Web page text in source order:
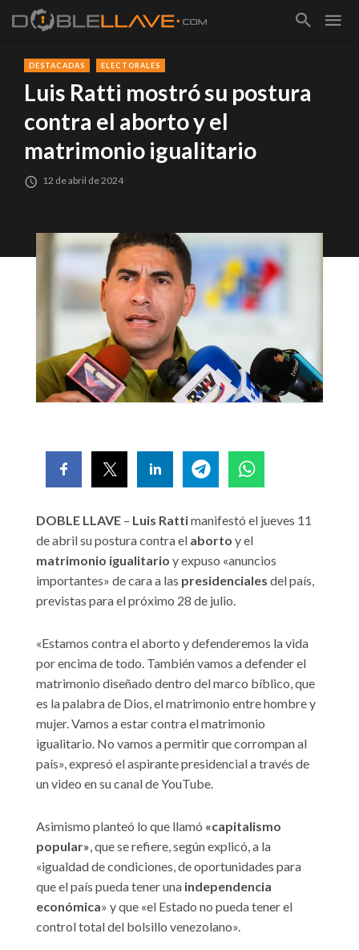
DESTACADAS ELECTORALES
Luis Ratti mostró su postura
contra el aborto y el
matrimonio igualitario
12 de abril de 2024
DOBLE LLAVE – Luis Rattimanifestó el jueves 11
de abril su postura contra el aborto y el
matrimonio igualitario y expuso «anuncios
importantes» de cara a las presidenciales del país,
previstas para el próximo 28 de julio.
«Estamos contra el aborto y defenderemos la vida
por encima de todo. También vamos a defender el
matrimonio diseñado dentro del marco bíblico, que
es la palabra de Dios, el matrimonio entre hombre y
mujer. Vamos a estar contra el matrimonio
igualitario. No vamos a permitir que corrompan al
país», expresó el aspirante presidencial a través de
un video en su canal de YouTube.
Asimismo planteó lo que llamó «capitalismo
popular», que se refiere, según explicó, a la
«igualdad de condiciones, de oportunidades para
que el país pueda tener una independencia
económica» y que «el Estado no pueda tener el
control total del bolsillo venezolano».